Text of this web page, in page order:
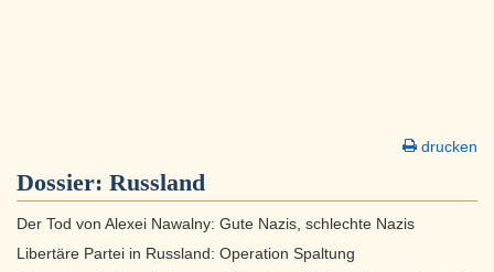
drucken
Dossier: Russland
Der Tod von Alexei Nawalny: Gute Nazis, schlechte Nazis
Libertäre Partei in Russland: Operation Spaltung